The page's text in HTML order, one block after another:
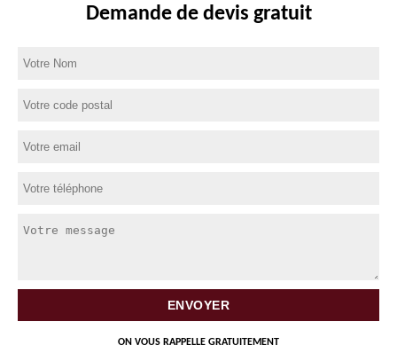
Demande de devis gratuit
ON VOUS RAPPELLE GRATUITEMENT